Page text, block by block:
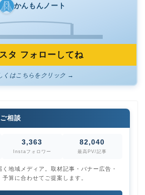
かんもんノート
タ フォローしてね
くはこちらをクリック →
相談
3,363
Instaフォロワー
82,040
最高PV/記事
地域メディア。取材記事・バナー広告・
算に合わせてご提案します。